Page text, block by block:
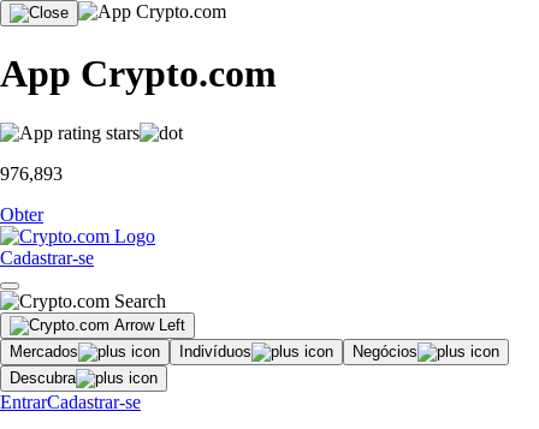
App Crypto.com
976,893
Obter
Cadastrar-se
Mercados Indivíduos
Negócios
Descubra
EntrarCadastrar-se